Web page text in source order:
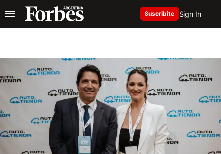
Suscribite Sign In